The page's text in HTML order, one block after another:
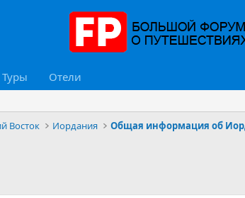
Туры Отели
Восток Иордания Общая информация об